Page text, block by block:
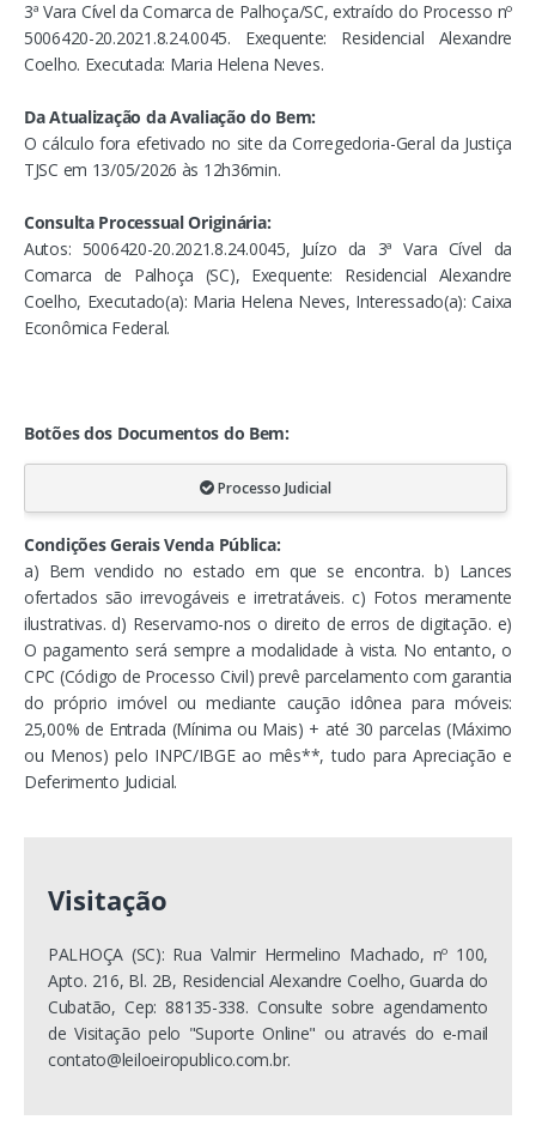
3ª Vara Cível da Comarca de Palhoça/SC, extraído do Processo nº
5006420-20.2021.8.24.0045. Exequente: Residencial Alexandre
Coelho. Executada: Maria Helena Neves.
Da Atualização da Avaliação do Bem:
O cálculo fora efetivado no site da Corregedoria-Geral da Justiça
TJSC em 13/05/2026 às 12h36min.
Consulta Processual Originária:
Autos: 5006420-20.2021.8.24.0045, Juízo da 3ª Vara Cível da
Comarca de Palhoça (SC), Exequente: Residencial Alexandre
Coelho, Executado(a): Maria Helena Neves, Interessado(a): Caixa
Econômica Federal.
Botões dos Documentos do Bem:
Processo Judicial
Condições Gerais Venda Pública:
a) Bem vendido no estado em que se encontra. b) Lances
ofertados são irrevogáveis e irretratáveis. c) Fotos meramente
ilustrativas. d) Reservamo-nos o direito de erros de digitação. e)
O pagamento será sempre a modalidade à vista. No entanto, o
CPC (Código de Processo Civil) prevê parcelamento com garantia
do próprio imóvel ou mediante caução idônea para móveis:
25,00% de Entrada (Mínima ou Mais) + até 30 parcelas (Máximo
ou Menos) pelo INPC/IBGE ao mês**, tudo para Apreciação e
Deferimento Judicial.
Visitação
PALHOÇA (SC): Rua Valmir Hermelino Machado, nº 100,
Apto. 216, Bl. 2B, Residencial Alexandre Coelho, Guarda do
Cubatão, Cep: 88135-338. Consulte sobre agendamento
de Visitação pelo "Suporte Online" ou através do e-mail
contato@leiloeiropublico.com.br.